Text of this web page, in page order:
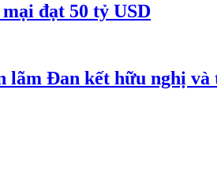
đạt 50 tỷ USD
Đan kết hữu nghị và